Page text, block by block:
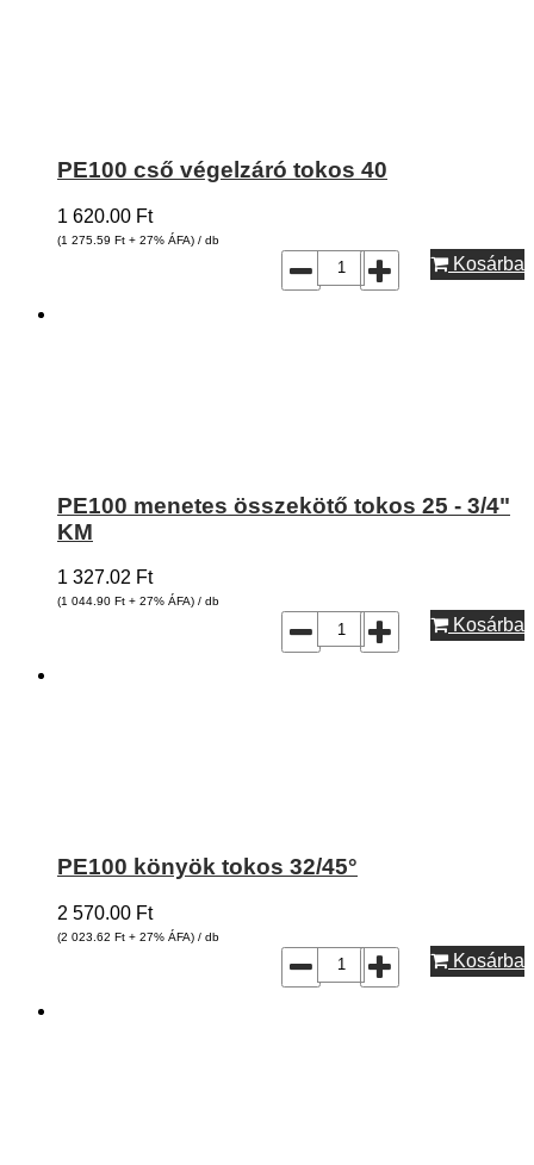
PE100 cső végelzáró tokos 40
1 620.00 Ft
(1 275.59 Ft + 27% ÁFA) / db
Kosárba
PE100 menetes összekötő tokos 25 - 3/4"
KM
1 327.02 Ft
(1 044.90 Ft + 27% ÁFA) / db
Kosárba
PE100 könyök tokos 32/45°
2 570.00 Ft
(2 023.62 Ft + 27% ÁFA) / db
Kosárba